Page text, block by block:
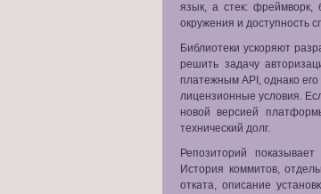
язык, а стек: фреймворк,
окружения и доступность
Библиотеки ускоряют
решить задачу
платежным API, однако
лицензионные условия.
новой версией
технический долг.
Репозиторий
История коммитов,
отката, описание